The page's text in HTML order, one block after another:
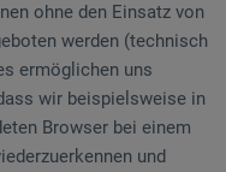
ohne den Einsatz von
werden (technisch
ermöglichen uns
wir beispielsweise in
Browser bei einem
und